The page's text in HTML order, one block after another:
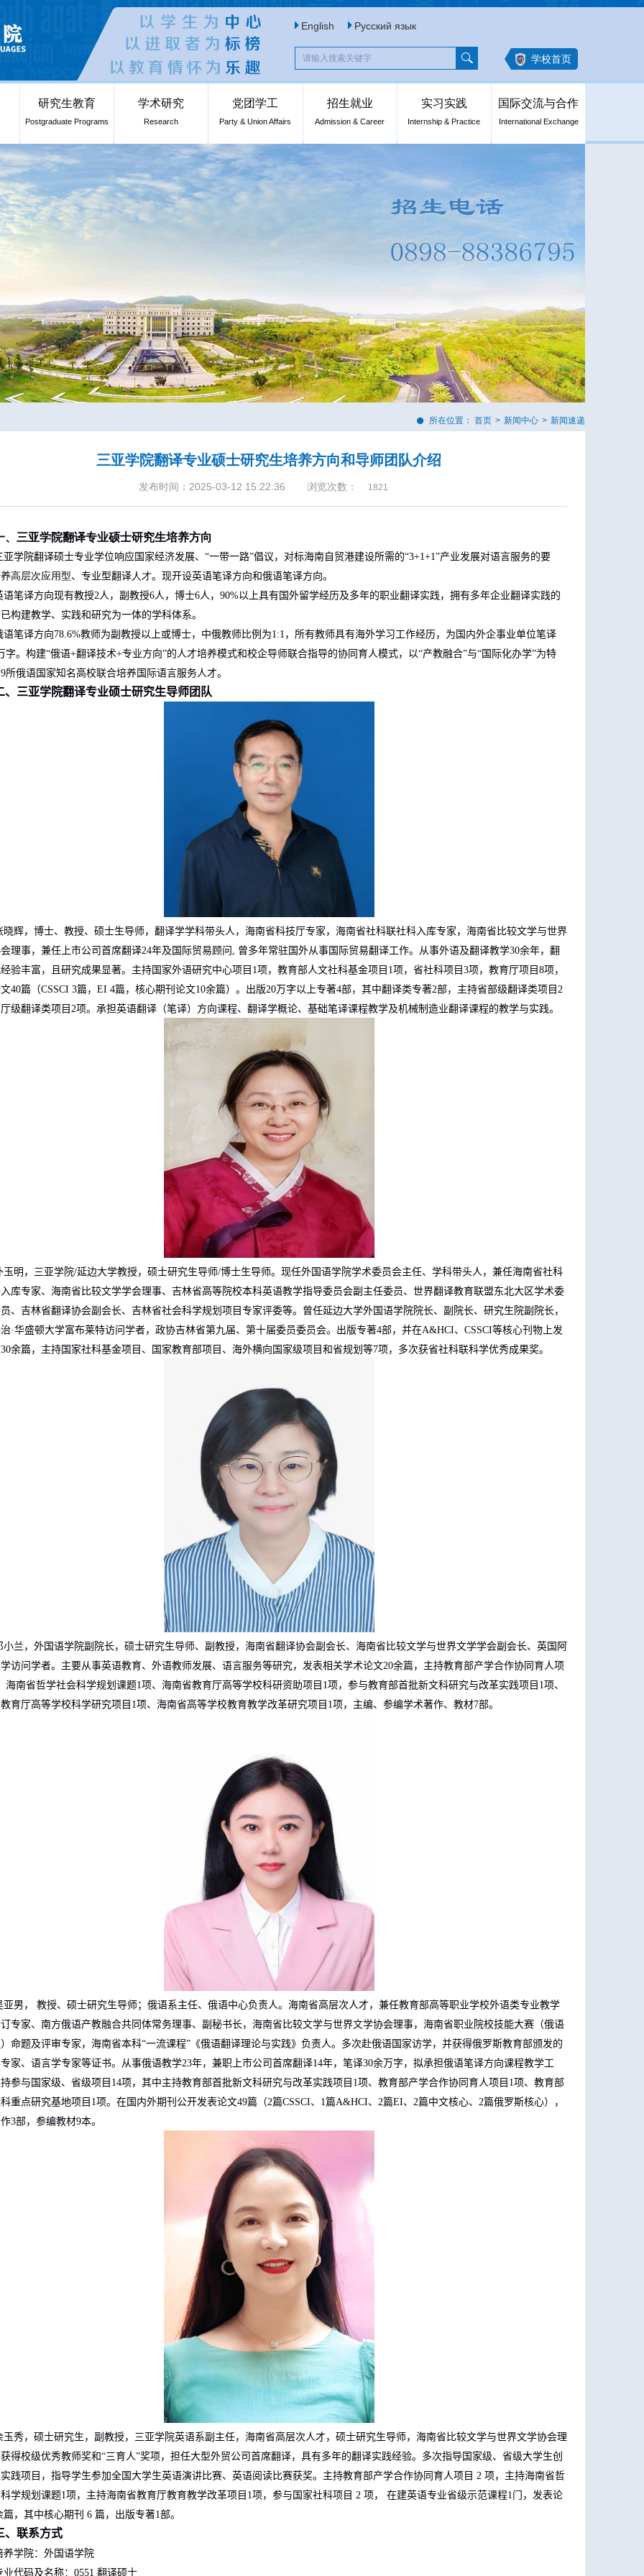
English Русский язык
学校首页
研究生教育
Postgraduate Programs
学术研究
Research
党团学工
Party & Union Affairs
招生就业
Admission & Career
实习实践
Internship & Practice
国际交流与合作
International Exchange
所在位置： 首页 > 新闻中心 > 新闻速递
三亚学院翻译专业硕士研究生培养方向和导师团队介绍
发布时间：2025-03-12 15:22:36 浏览次数： 1821
、三亚学院翻译专业硕士研究生培养方向
亚学院翻译硕士专业学位响应国家经济发展、“一带一路”倡议 ，对标海南自贸港建设所需的“3+1+1”产业发展对语言服务的要
高层次应用型、 专业型翻译人才。现开设英语笔译方向和俄语笔译方向。
语笔译方向现有教授2人，副教授6人，博士6人， 90%以上具有国外留学经历及多年的职业翻译实践，拥有多年企业翻译实践的
构建教学、实践和研究为一体的学科体系。
语笔译方向78.6%教师为副教授以上或博士，中俄教师比例为1:1 ，所有教师具有海外学习工作经历，为国内外企事业单位笔译
字。构建“俄语+翻译技术+专业方向”的人才培养模式和校企导师联合指导的协同育人模式，以“产教融合”与“国际化办学”为特
9所俄语国家知名高校联合培养国际语言服务人才。
、三亚学院翻译专业硕士研究生导师团队
晓辉，博士、教授、硕士生导师，翻译学学科带头人，海南省科技厅专家，海南省社科联社科入库专家，海南省比较文学与世界
理事，兼任上市公司首席翻译24年及国际贸易顾问 , 曾多年常驻国外从事国际贸易翻译工作。从事外语及翻译教学30余年，翻
验丰富，且研究成果显著。主持国家外语研究中心项目 1项，教育部人文社科基金项目 1项，省社科项目 3项，教育厅项目 8项，
40篇（CSSCI 3篇， EI 4篇，核心期刊论文10余篇）。出版20万字以上专著4部，其中翻译类专著2部，主持省部级翻译类项目 2
级翻译类项目 2项。承担英语翻译（笔译）方向课程、翻译学概论、基础笔译课程教学及机械制造业翻译课程的教学与实践。
玉明，三亚学院/延边大学教授，硕士研究生导师/博士生导师。现任外国语学院学术委员会主任、学科带头人，兼任海南省社科
库专家、海南省比较文学学会理事、吉林省高等院校本科英语教学指导委员会副主任委员、世界翻译教育联盟东北大区学术委
、吉林省翻译协会副会长、吉林省社会科学规划项目专家评委等。曾任延边大学外国语学院院长、副院长、研究生院副院长，
·华盛顿大学富布莱特访问学者，政协吉林省第九届、第十届委员委员会。出版专著4部，并在A&HCI、 CSSCI等核心刊物上发
30余篇，主持国家社科基金项目、国家教育部项目、海外横向国家级项目和省规划等7项，多次获省社科联科学优秀成果奖。
小兰，外国语学院副院长，硕士研究生导师、副教授，海南省翻译协会副会长、海南省比较文学与世界文学学会副会长、英国阿
访问学者。主要从事英语教育、外语教师发展、语言服务等研究，发表相关学术论文20余篇，主持教育部产学合作协同育人项
海南省哲学社会科学规划课题1项、海南省教育厅高等学校科研资助项目 1项，参与教育部首批新文科研究与改革实践项目 1项、
育厅高等学校科学研究项目 1项、海南省高等学校教育教学改革研究项目 1项，主编、参编学术著作、教材7部。
亚男， 教授、硕士研究生导师；俄语系主任、俄语中心负责人。海南省高层次人才，兼任教育部高等职业学校外语类专业教学
专家、南方俄语产教融合共同体常务理事、副秘书长，海南省比较文学与世界文学协会理事，海南省职业院校技能大赛（俄语
命题及评审专家，海南省本科“一流课程”《俄语翻译理论与实践》负责人。多次赴俄语国家访学，并获得俄罗斯教育部颁发的
家、语言学专家等证书。从事俄语教学23年，兼职上市公司首席翻译14年，笔译30余万字，拟承担俄语笔译方向课程教学工
参与国家级、省级项目 14项，其中主持教育部首批新文科研究与改革实践项目 1项、教育部产学合作协同育人项目 1项、教育部
重点研究基地项目 1项。在国内外期刊公开发表论文49篇（2篇CSSCI、 1篇A&HCI、 2篇EI、 2篇中文核心、 2篇俄罗斯核心），
3部，参编教材9本。
玉秀，硕士研究生，副教授，三亚学院英语系副主任，海南省高层次人才，硕士研究生导师，海南省比较文学与世界文学协会理
得校级优秀教师奖和“三育人”奖项，担任大型外贸公司首席翻译，具有多年的翻译实践经验。多次指导国家级、省级大学生创
践项目，指导学生参加全国大学生英语演讲比赛、英语阅读比赛获奖。主持教育部产学合作协同育人项目 2 项，主持海南省哲
学规划课题1项，主持海南省教育厅教育教学改革项目 1项，参与国家社科项目 2 项， 在建英语专业省级示范课程1门，发表论
篇，其中核心期刊 6 篇，出版专著1部。
、联系方式
养学院：外国语学院
业代码及名称： 0551 翻译硕士